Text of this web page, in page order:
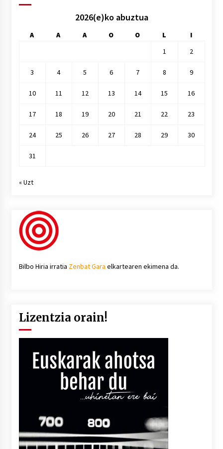
2026(e)ko abuztua
A A A O O L
I
1
2
3 4 5 6 7 8 9
10 11 12 13 14 15 16
17 18 19 20 21 22 23
24 25 26 27 28 29 30
31
« Uzt
Bilbo Hiria irratia Zenbat Gara elkartearen ekimena da.
Lizentzia orain!